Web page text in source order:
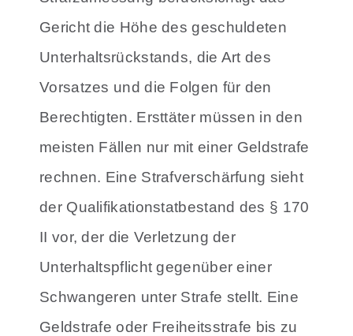
Gericht die Höhe des geschuldeten
Unterhaltsrückstands, die Art des
Vorsatzes und die Folgen für den
Berechtigten. Ersttäter müssen in den
meisten Fällen nur mit einer Geldstrafe
rechnen. Eine Strafverschärfung sieht
der Qualifikationstatbestand des § 170
II vor, der die Verletzung der
Unterhaltspflicht gegenüber einer
Schwangeren unter Strafe stellt. Eine
Geldstrafe oder Freiheitsstrafe bis zu